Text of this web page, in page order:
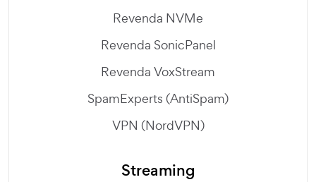
Revenda NVMe
Revenda SonicPanel
Revenda VoxStream
SpamExperts (AntiSpam)
VPN (NordVPN)
Streaming